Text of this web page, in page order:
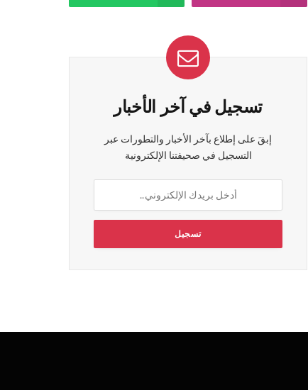
تسجيل في آخر الأخبار
إبقَ على إطلاع بآخر الأخبار والتطورات عبر
التسجيل في صحيفتنا الإلكترونية